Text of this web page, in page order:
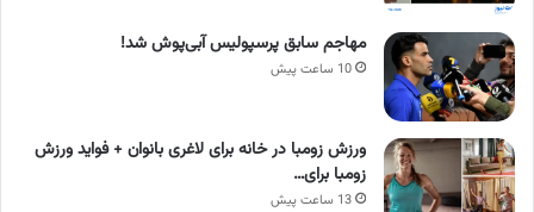
مهاجم سابق پرسپولیس آبی‌پوش شد!
10 ساعت پیش
ورزش زومبا در خانه برای لاغری بانوان + فواید ورزش
زومبا برای…
13 ساعت پیش